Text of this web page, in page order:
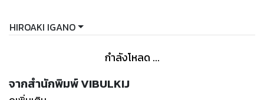
HIROAKI IGANO
กำลังโหลด ...
จากสำนักพิมพ์ VIBULKIJ